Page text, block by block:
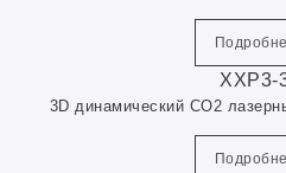
XXP3-
3D динамический CO2